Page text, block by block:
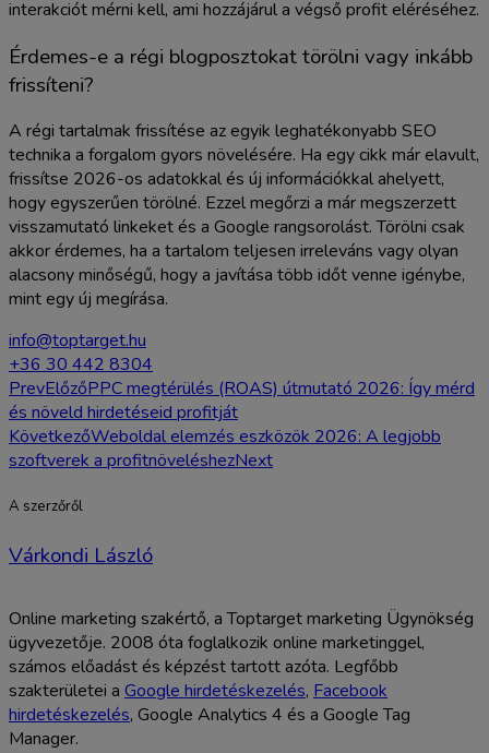
interakciót mérni kell, ami hozzájárul a végső profit eléréséhez.
Érdemes-e a régi blogposztokat törölni vagy inkább
frissíteni?
A régi tartalmak frissítése az egyik leghatékonyabb SEO
technika a forgalom gyors növelésére. Ha egy cikk már elavult,
frissítse 2026-os adatokkal és új információkkal ahelyett,
hogy egyszerűen törölné. Ezzel megőrzi a már megszerzett
visszamutató linkeket és a Google rangsorolást. Törölni csak
akkor érdemes, ha a tartalom teljesen irreleváns vagy olyan
alacsony minőségű, hogy a javítása több időt venne igénybe,
mint egy új megírása.
info@toptarget.hu
+36 30 442 8304
PrevElőzőPPC megtérülés (ROAS) útmutató 2026: Így mérd
és növeld hirdetéseid profitját
KövetkezőWeboldal elemzés eszközök 2026: A legjobb
szoftverek a profitnöveléshezNext
A szerzőről
Várkondi László
Online marketing szakértő, a Toptarget marketing Ügynökség
ügyvezetője. 2008 óta foglalkozik online marketinggel,
számos előadást és képzést tartott azóta. Legfőbb
szakterületei a Google hirdetéskezelés, Facebook
hirdetéskezelés, Google Analytics 4 és a Google Tag
Manager.